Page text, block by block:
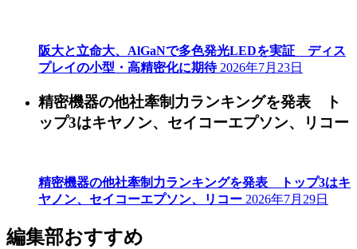
阪大と立命大、AlGaNで多色発光LEDを実証 ディス
プレイの小型・高精密化に期待 2026年7月23日
精密機器の他社牽制力ランキングを発表 ト
ップ3はキヤノン、セイコーエプソン、リコー
精密機器の他社牽制力ランキングを発表 トップ3はキ
ヤノン、セイコーエプソン、リコー 2026年7月29日
編集部おすすめ